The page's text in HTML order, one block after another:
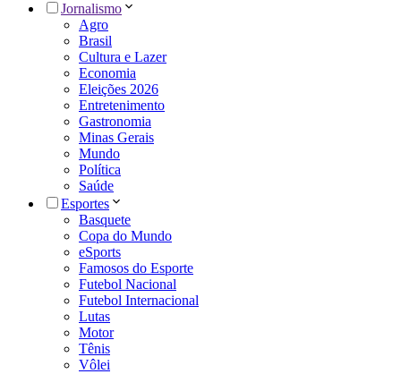
Jornalismo
Agro
Brasil
Cultura e Lazer
Economia
Eleições 2026
Entretenimento
Gastronomia
Minas Gerais
Mundo
Política
Saúde
Esportes
Basquete
Copa do Mundo
eSports
Famosos do Esporte
Futebol Nacional
Futebol Internacional
Lutas
Motor
Tênis
Vôlei